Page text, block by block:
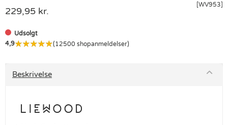
[WV953]
229,95 kr.
Udsolgt
4,9
(12500 shopanmeldelser)
Beskrivelse